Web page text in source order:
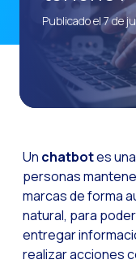
Publicado el 7 de
Un chatbotes
personas
marcas de forma
natural, para
entregar
realizar acciones